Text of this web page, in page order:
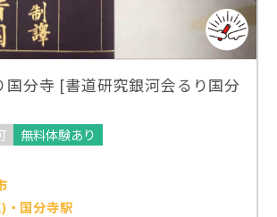
国分寺 [書道研究銀河会るり国分
無料体験あり
・国分寺駅